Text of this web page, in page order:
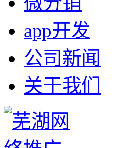
app开发
公司新闻
关于我们